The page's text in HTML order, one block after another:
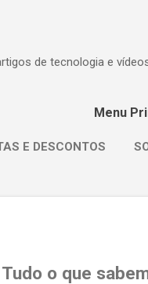
de tecnologia e
Menu
E DESCONTOS
Tudo o que